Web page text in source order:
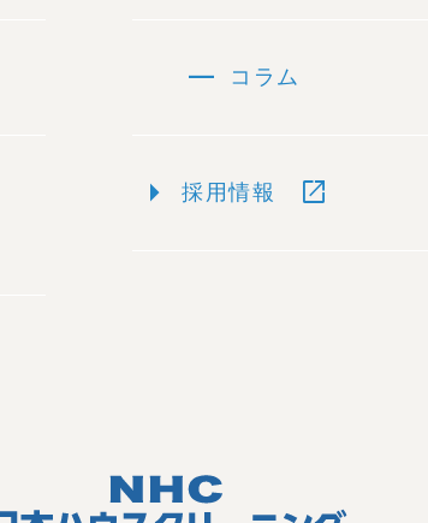
remove コラム
arrow_right 採用情報 open_in_new